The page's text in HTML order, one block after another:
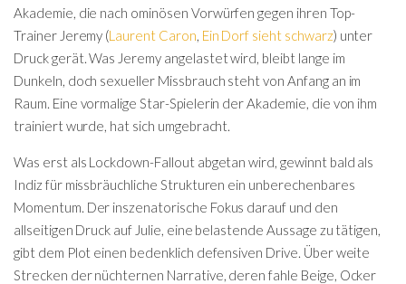
Akademie, die nach ominösen Vorwürfen gegen ihren Top-
Trainer Jeremy (Laurent Caron Ein Dorf sieht schwarz) unter
Druck gerät. Was Jeremy angelastet wird, bleibt lange im
Dunkeln, doch sexueller Missbrauch steht von Anfang an im
Raum. Eine vormalige Star-Spielerin der Akademie, die von ihm
trainiert wurde, hat sich umgebracht.
Was erst als Lockdown-Fallout abgetan wird, gewinnt bald als
Indiz für missbräuchliche Strukturen ein unberechenbares
Momentum. Der inszenatorische Fokus darauf und den
allseitigen Druck auf Julie, eine belastende Aussage zu tätigen,
gibt dem Plot einen bedenklich defensiven Drive. Über weite
Strecken der nüchternen Narrative, deren fahle Beige, Ocker